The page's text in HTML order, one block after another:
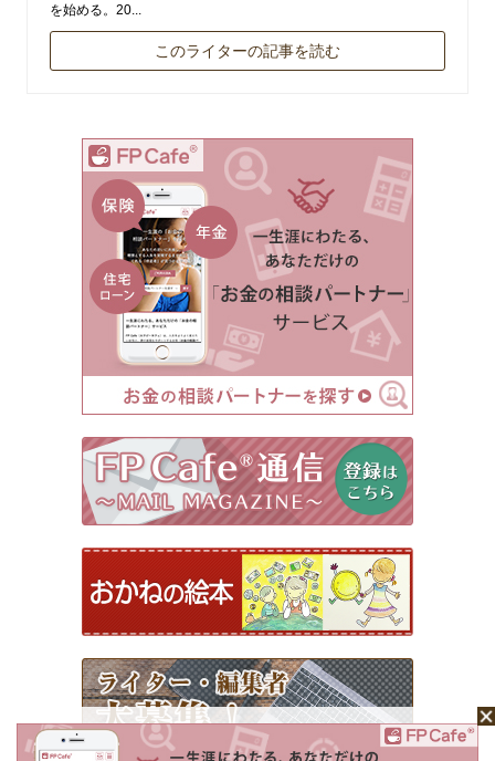
を始める。20...
このライターの記事を読む